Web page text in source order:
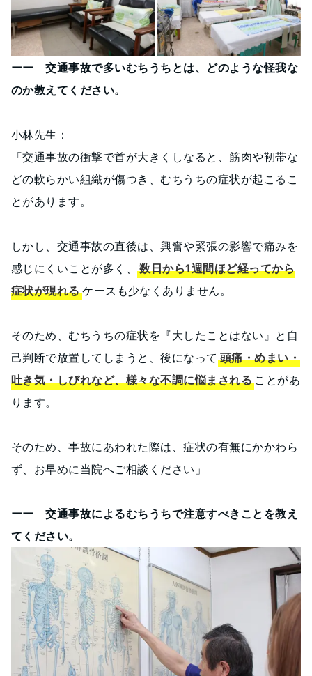
ーー 交通事故で多いむちうちとは、どのような怪我な
のか教えてください。
小林先生：
「交通事故の衝撃で首が大きくしなると、筋肉や靭帯な
どの軟らかい組織が傷つき、むちうちの症状が起こるこ
とがあります。
しかし、交通事故の直後は、興奮や緊張の影響で痛みを
感じにくいことが多く、数日から1週間ほど経ってから
症状が現れるケースも少なくありません。
そのため、むちうちの症状を『大したことはない』と自
己判断で放置してしまうと、後になって 頭痛・めまい・
吐き気・しびれなど、様々な不調に悩まされる ことがあ
ります。
そのため、事故にあわれた際は、症状の有無にかかわら
ず、お早めに当院へご相談ください」
ーー 交通事故によるむちうちで注意すべきことを教え
てください。